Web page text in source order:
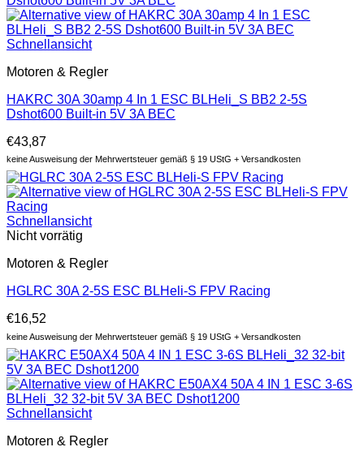
Schnellansicht
Motoren & Regler
HAKRC 30A 30amp 4 In 1 ESC BLHeli_S BB2 2-5S
Dshot600 Built-in 5V 3A BEC
€43,87
keine Ausweisung der Mehrwertsteuer gemäß § 19 UStG + Versandkosten
Schnellansicht
Nicht vorrätig
Motoren & Regler
HGLRC 30A 2-5S ESC BLHeli-S FPV Racing
€16,52
keine Ausweisung der Mehrwertsteuer gemäß § 19 UStG + Versandkosten
Schnellansicht
Motoren & Regler